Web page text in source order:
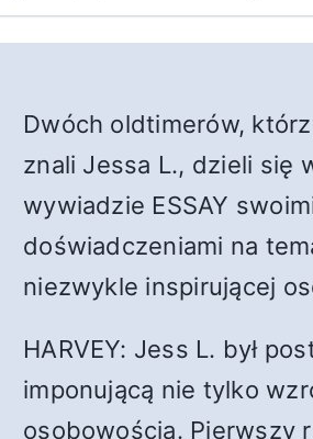
Dwóch oldtimerów,
znali Jessa L., dzieli się
wywiadzie ESSAY
doświadczeniami na
niezwykle inspirującej
HARVEY: Jess L. był
imponującą nie tylko
osobowością. Pierwszy